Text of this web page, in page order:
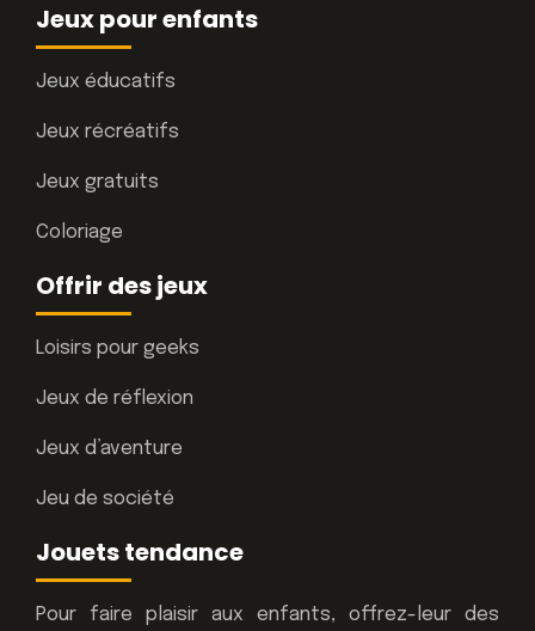
Jeux pour enfants
Jeux éducatifs
Jeux récréatifs
Jeux gratuits
Coloriage
Offrir des jeux
Loisirs pour geeks
Jeux de réflexion
Jeux d’aventure
Jeu de société
Jouets tendance
Pour faire plaisir aux enfants, offrez-leur des